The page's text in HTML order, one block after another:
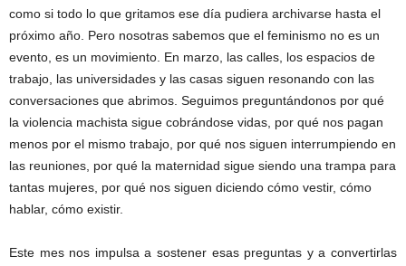
como si todo lo que gritamos ese día pudiera archivarse hasta el
próximo año. Pero nosotras sabemos que el feminismo no es un
evento, es un movimiento. En marzo, las calles, los espacios de
trabajo, las universidades y las casas siguen resonando con las
conversaciones que abrimos. Seguimos preguntándonos por qué
la violencia machista sigue cobrándose vidas, por qué nos pagan
menos por el mismo trabajo, por qué nos siguen interrumpiendo en
las reuniones, por qué la maternidad sigue siendo una trampa para
tantas mujeres, por qué nos siguen diciendo cómo vestir, cómo
hablar, cómo existir.
Este mes nos impulsa a sostener esas preguntas y a convertirlas